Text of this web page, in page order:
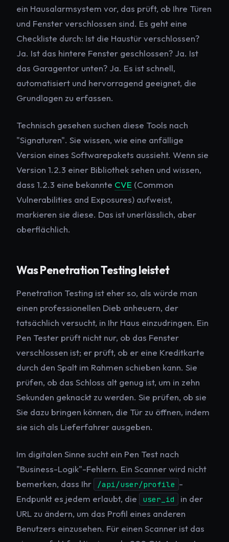
ein Hausalarmsystem vor, das prüft, ob Ihre Türen
und Fenster verschlossen sind. Es geht eine
Checkliste durch: Ist die Haustür verschlossen?
Ja. Ist das hintere Fenster geschlossen? Ja. Ist
das Garagentor unten? Ja. Es ist schnell,
automatisiert und hervorragend geeignet, die
Grundlagen zu erfassen.
Technisch gesehen suchen diese Tools nach
"Signaturen". Sie wissen, wie eine anfällige
Version eines Softwarepakets aussieht. Wenn sie
Version 1.2.3 einer Bibliothek sehen und wissen,
dass 1.2.3 eine bekannte CVE (Common
Vulnerabilities and Exposures) aufweist,
markieren sie diese. Das ist unerlässlich, aber
oberflächlich.
Was Penetration Testing leistet
Penetration Testing ist eher so, als würde man
einen professionellen Dieb anheuern, der
tatsächlich versucht, in Ihr Haus einzudringen. Ein
Pen Tester prüft nicht nur, ob das Fenster
verschlossen ist; er prüft, ob er eine Kreditkarte
durch den Spalt im Rahmen schieben kann. Sie
prüfen, ob das Schloss alt genug ist, um in zehn
Sekunden geknackt zu werden. Sie prüfen, ob sie
Sie dazu bringen können, die Tür zu öffnen, indem
sie sich als Lieferfahrer ausgeben.
Im digitalen Sinne sucht ein Pen Test nach
"Business-Logik"-Fehlern. Ein Scanner wird nicht
bemerken, dass Ihr
/api/user/profile -
Endpunkt es jedem erlaubt, die
user_id
in der
URL zu ändern, um das Profil eines anderen
Benutzers einzusehen. Für einen Scanner ist das